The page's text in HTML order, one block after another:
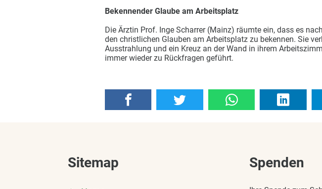
Bekennender Glaube am Arbeitsplatz
Die Ärztin Prof. Inge Scharrer (Mainz) räumte ein, dass es
den christlichen Glauben am Arbeitsplatz zu bekennen. Sie
Ausstrahlung und ein Kreuz an der Wand in ihrem
immer wieder zu Rückfragen geführt.
Sitemap Spenden